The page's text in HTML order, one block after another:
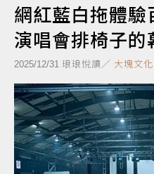
網紅藍白拖體
演唱會排椅子的
2025/12/31 琅琅悅讀／ 大塊文化